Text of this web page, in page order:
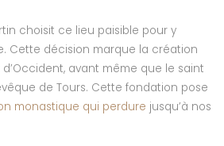
choisit ce lieu paisible pour y
Cette décision marque la création
avant même que le saint
de Tours. Cette fondation pose
monastique qui perdure jusqu’à nos